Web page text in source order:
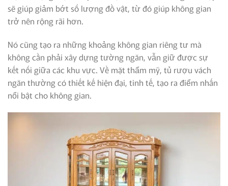
sẽ giúp giảm bớt số lượng đồ vật, từ đó giúp không gian
trở nên rộng rãi hơn.
Nó cũng tạo ra những khoảng không gian riêng tư mà
không cần phải xây dựng tường ngăn, vẫn giữ được sự
kết nối giữa các khu vực. Về mặt thẩm mỹ, tủ rượu vách
ngăn thường có thiết kế hiện đại, tinh tế, tạo ra điểm nhấn
nổi bật cho không gian.